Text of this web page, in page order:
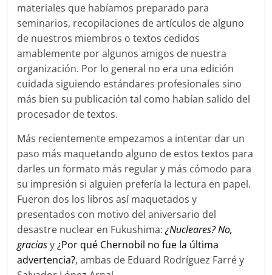
materiales que habíamos preparado para
seminarios, recopilaciones de artículos de alguno
de nuestros miembros o textos cedidos
amablemente por algunos amigos de nuestra
organización. Por lo general no era una edición
cuidada siguiendo estándares profesionales sino
más bien su publicación tal como habían salido del
procesador de textos.
Más recientemente empezamos a intentar dar un
paso más maquetando alguno de estos textos para
darles un formato más regular y más cómodo para
su impresión si alguien prefería la lectura en papel.
Fueron dos los libros así maquetados y
presentados con motivo del aniversario del
desastre nuclear en Fukushima:¿Nucleares? No,
graciasy¿Por qué Chernobil no fue la última
advertencia?, ambas de Eduard Rodríguez Farré y